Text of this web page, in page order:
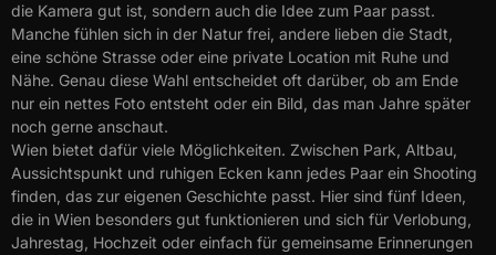
die Kamera gut ist, sondern auch die Idee zum Paar passt.
Manche fühlen sich in der Natur frei, andere lieben die Stadt,
eine schöne Strasse oder eine private Location mit Ruhe und
Nähe. Genau diese Wahl entscheidet oft darüber, ob am Ende
nur ein nettes Foto entsteht oder ein Bild, das man Jahre später
noch gerne anschaut.
Wien bietet dafür viele Möglichkeiten. Zwischen Park, Altbau,
Aussichtspunkt und ruhigen Ecken kann jedes Paar ein Shooting
finden, das zur eigenen Geschichte passt. Hier sind fünf Ideen,
die in Wien besonders gut funktionieren und sich für Verlobung,
Jahrestag, Hochzeit oder einfach für gemeinsame Erinnerungen